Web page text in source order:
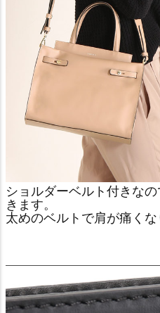
ショルダーベルト付きな
きます。
太めのベルトで肩が痛くな